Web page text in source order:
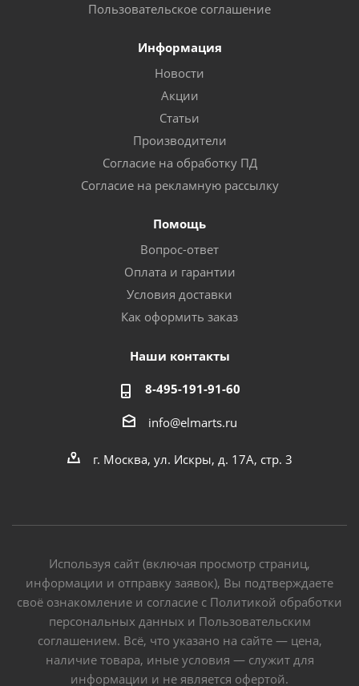
Пользовательское соглашение
Информация
Новости
Акции
Статьи
Производители
Согласие на обработку ПД
Согласие на рекламную рассылку
Помощь
Вопрос-ответ
Оплата и гарантии
Условия доставки
Как оформить заказ
Наши контакты
8-495-191-91-60
info@elmarts.ru
г. Москва, ул. Искры, д. 17А, стр. 3
Используя сайт (включая просмотр страниц,
информации и отправку заявок), Вы подтверждаете
своё ознакомление и согласие с Политикой обработки
персональных данных и Пользовательским
соглашением. Всё, что указано на сайте — цена,
наличие товара, иные условия — служит для
информации и не является офертой.